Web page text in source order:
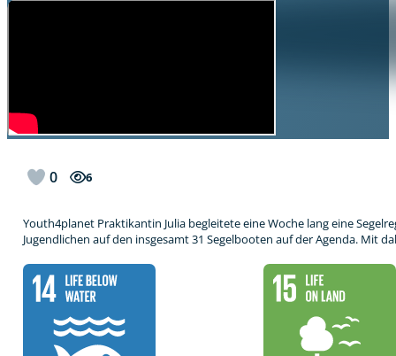
0 6
Youth4planet Praktikantin Julia begleitete eine Woche lang eine
Jugendlichen auf den insgesamt 31 Segelbooten auf der Agenda. Mit